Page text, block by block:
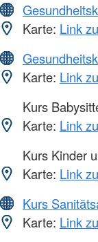
Karte: Link
Karte: Link
Kurs
Karte: Link
Kurs Kinder
Karte: Link
Kurs
Karte: Link